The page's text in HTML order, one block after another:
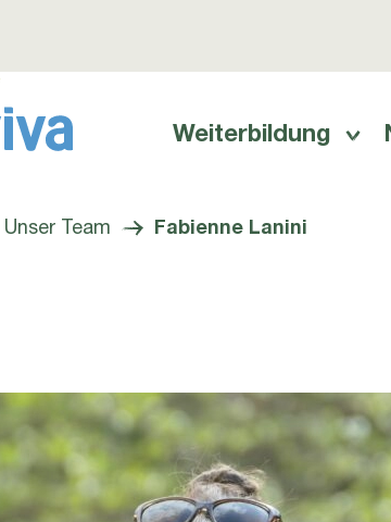
Hauptnavigation
Weiterbildung
öffnen bzw. schliessen
Unser Team Fabienne Lanini